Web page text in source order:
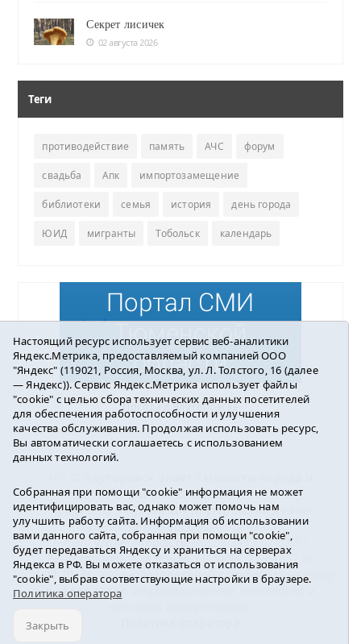
Секрет лисичек
02 августа 2026
Теги
противодействие память АЧС форум
свадьба Апк импортозамещение
библиотеки семья история день города
ЮИД мигранты Тобольск календарь
Погода в Ялуторовске
района2016-2023
Учредитель: АНО «ИИЦ « Ялуторовская жизнь».
Главный редактор: Вешкурцева С.П.
E-mail:yznaet@inbox.ruТел.: 8(34535)2-02-51
Регистрационный номер ЭЛ № ФС 77-64937 от
24.02.2016г. выдан Федеральной службой по надзору
в сфере связи, информационных технологий и
Настоящий ресурс использует сервис веб-аналитики
Яндекс.Метрика, предоставляемый компанией ООО
"Яндекс" (119021, Россия, Москва, ул. Л. Толстого, 16 (далее
— Яндекс)). Сервис Яндекс.Метрика использует файлы
"cookie" с целью сбора технических данных посетителей
для обеспечения работоспособности и улучшения
качества обслуживания. Продолжая использовать ресурс,
Вы автоматически соглашаетесь с использованием
данных технологий.
Собранная при помощи "cookie" информация не может
идентифицировать вас, однако может помочь нам
улучшить работу сайта. Информация об использовании
вами данного сайта, собранная при помощи "cookie",
будет передаваться Яндексу и храниться на серверах
Яндекса в РФ. Вы можете отказаться от использования
"cookie", выбрав соответствующие настройки в браузере.
Политика оператора
Закрыть